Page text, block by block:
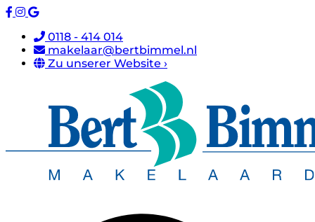
0118 - 414 014
makelaar@bertbimmel.nl
Zu unserer Website ›